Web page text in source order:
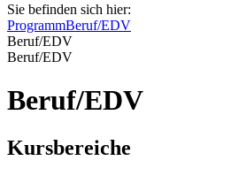
Sie befinden sich hier:
ProgrammBeruf/EDV
Beruf/EDV
Beruf/EDV
Beruf/EDV
Kursbereiche